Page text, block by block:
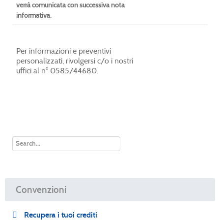
verrà comunicata con successiva nota
informativa.
Per informazioni e preventivi
personalizzati, rivolgersi c/o i nostri
uffici al n° 0585/44680.
Convenzioni
Recupera i tuoi crediti